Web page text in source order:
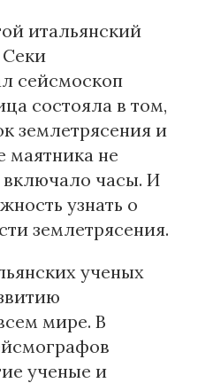
итальянский
сейсмоскоп
состояла в том,
землетрясения и
маятника не
включало часы. И
узнать о
землетрясения.
ученых
мире. В
ученые и